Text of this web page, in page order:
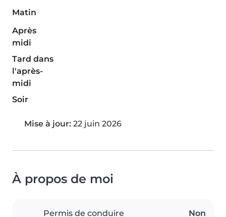
Matin
Après
midi
Tard dans
l'après-
midi
Soir
Mise à jour: 22 juin 2026
À propos de moi
Permis de conduire Non